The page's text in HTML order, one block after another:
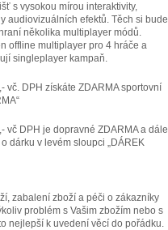
s vysokou mírou interaktivity,
audiovizuálních efektů. Těch si bude
několika multiplayer módů.
offline multiplayer pro 4 hráče a
singleplayer kampaň.
vč. DPH získáte ZDARMA sportovní
vč DPH je dopravné ZDARMA a dále
dárku v levém sloupci „DÁREK
zabalení zboží a péči o zákazníky
problém s Vašim zbožím nebo s
nejlepší k uvedení věcí do pořádku.